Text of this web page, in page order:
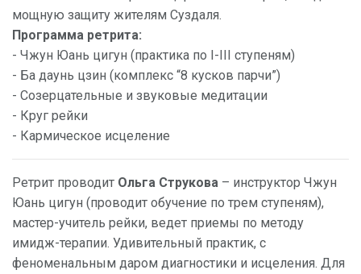
мощную защиту жителям Суздаля.
Программа ретрита:
- Чжун Юань цигун (практика по I-III ступеням)
- Ба даунь цзин (комплекс “8 кусков парчи”)
- Созерцательные и звуковые медитации
- Круг рейки
- Кармическое исцеление
Ретрит проводит Ольга Струкова – инструктор Чжун
Юань цигун (проводит обучение по трем ступеням),
мастер-учитель рейки, ведет приемы по методу
имидж-терапии. Удивительный практик, с
феноменальным даром диагностики и исцеления. Для